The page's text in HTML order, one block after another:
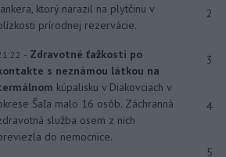
ktorý narazil na plytčinu v
prírodnej rezervácie.
- Zdravotné ťažkosti po
s neznámou látkou na
kúpalisku v Diakovciach v
Šaľa malo 16 osôb. Záchranná
služba osem z nich
do nemocnice.
2
3
4
5